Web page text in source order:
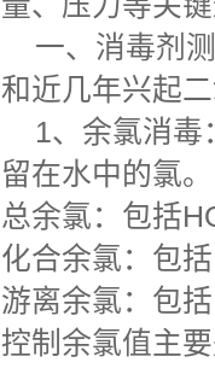
一、消毒剂测
和近几年兴起
1、余氯消毒
留在水中的氯
总余氯：包括
化合余氯：包
游离余氯：包
控制余氯值主